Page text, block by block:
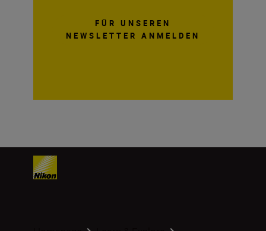
FÜR UNSEREN
NEWSLETTER ANMELDEN